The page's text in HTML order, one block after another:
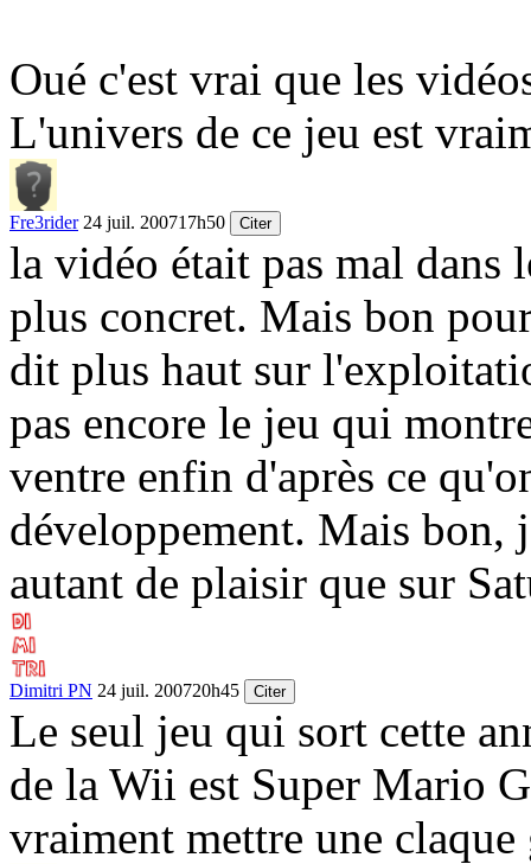
Oué c'est vrai que les
L'univers de ce jeu est
Fre3rider 24 juil. 200717h50 Citer
la vidéo était pas mal dans
plus concret. Mais bon
dit plus haut sur
pas encore le jeu qui
ventre enfin d'après ce
développement. Mais bon,
autant de plaisir que sur
Dimitri PN 24 juil. 200720h45 Citer
Le seul jeu qui sort cette
de la Wii est Super Mario
vraiment mettre une